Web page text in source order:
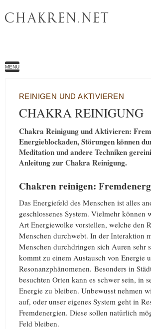
CHAKREN.NET
MENU
REINIGEN UND AKTIVIEREN
CHAKRA REINIGUNG
Chakra Reinigung und Aktivieren:
Energieblockaden, Störungen können
Meditation und andere Techniken
Anleitung zur Chakra Reinigung.
Chakren reinigen:
Das Energiefeld des Menschen ist alles
geschlossenes System. Vielmehr können
Art Energiewolke vorstellen, welche den
Menschen durchwebt. In der Interaktion
Menschen durchdringen sich Auren sehr
kommt zu einem Austausch von Energie
Resonanzphänomenen. Besonders in
besuchten Orten kann es schwer sein, in
Energie zu bleiben. Unbewusst nehmen
auf, oder unser eigenes System geht in
Fremdenergien. Diese sollen natürlich
Feld bleiben.